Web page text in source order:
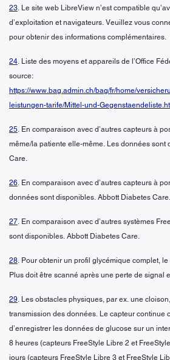
23. Le site web LibreView n’est compatible
d’exploitation et navigateurs. Veuillez vous
pour obtenir des informations complémentaires.
24. Liste des moyens et appareils de l’Office
source:
https://www.bag.admin.ch/bag/fr/home/
leistungen-tarife/Mittel-und-
25. En comparaison avec d’autres capteurs à
même/la patiente elle-même. Les données sont
Care.
26. En comparaison avec d’autres capteurs à
données sont disponibles. Abbott Diabetes Care.
27. En comparaison avec d’autres systèmes
sont disponibles. Abbott Diabetes Care.
28. Pour obtenir un profil glycémique complet,
Plus doit être scanné après une perte de signal
29. Les obstacles physiques, par ex. une
transmission des données. Le capteur continue
d’enregistrer les données de glucose sur un
8 heures (capteurs FreeStyle Libre 2 et
jours (capteurs FreeStyle Libre 3 et FreeStyle